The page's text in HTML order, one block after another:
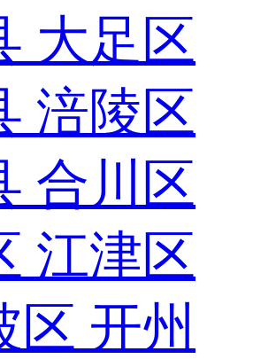
大足区
涪陵区
合川区
江津区
区 开州